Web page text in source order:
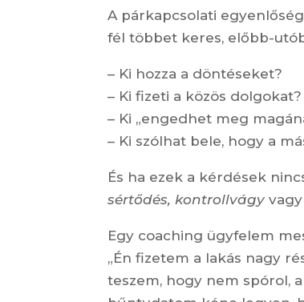
A párkapcsolati
fél többet keres, előbb-
– Ki hozza a döntéseket?
– Ki fizeti a közös dolgokat?
– Ki „engedhet meg
– Ki szólhat bele, hogy a
És ha ezek a kérdések
sértődés, kontrollvágy vagy
Egy coaching ügyfelem
„Én fizetem a lakás nagy
teszem, hogy nem spórol,